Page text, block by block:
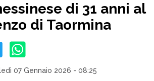
di 31 anni al
di Taormina
07 Gennaio 2026 - 08:25